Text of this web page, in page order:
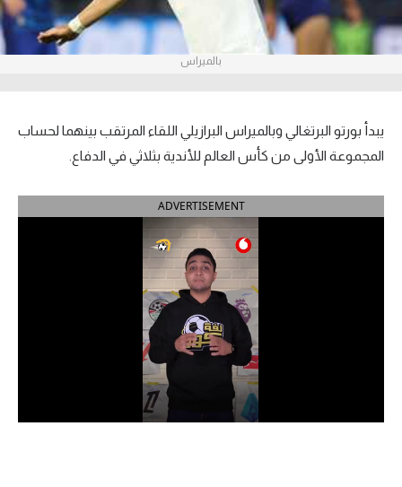
آراء حرة
بطولات
أمريكا 2026
الدوري المصري
الدوري الإنجليزي الممتاز
بالميراس
يبدأ بورتو البرتغالي وبالميراس البرازيلي اللقاء المرتقب بينهما لحساب
المجموعة الأولى من كأس العالم للأندية بثلاثي في الدفاع.
ADVERTISEMENT